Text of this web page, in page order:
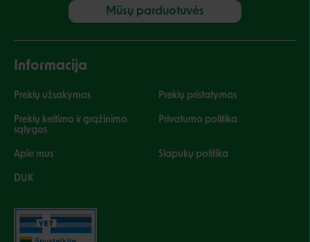
Mūsų parduotuvės
Informacija
Prekių užsakymas Prekių pristatymas
Prekių keitimo ir grąžinimo
sąlygos
Privatumo politika
Apie mus Slapukų politika
DUK